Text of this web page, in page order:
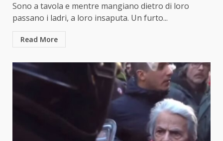
Sono a tavola e mentre mangiano dietro di loro
passano i ladri, a loro insaputa. Un furto...
Read More